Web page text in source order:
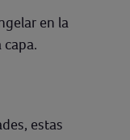
en la
capa.
estas